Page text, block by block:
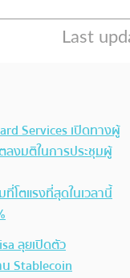
Services เปิดทางผู้
ลงมติในการประชุมผู้
โตแรงที่สุดในเวลานี้
ลุยเปิดตัว
Stablecoin